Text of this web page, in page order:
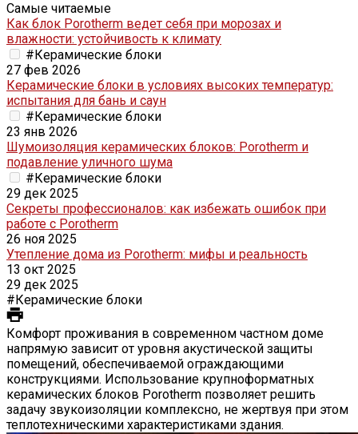
Самые читаемые
Как блок Porotherm ведет себя при морозах и
влажности: устойчивость к климату
#Керамические блоки
27 фев 2026
Керамические блоки в условиях высоких температур:
испытания для бань и саун
#Керамические блоки
23 янв 2026
Шумоизоляция керамических блоков: Porotherm и
подавление уличного шума
#Керамические блоки
29 дек 2025
Секреты профессионалов: как избежать ошибок при
работе с Porotherm
26 ноя 2025
Утепление дома из Porotherm: мифы и реальность
13 окт 2025
29 дек 2025
#Керамические блоки
Комфорт проживания в современном частном доме
напрямую зависит от уровня акустической защиты
помещений, обеспечиваемой ограждающими
конструкциями. Использование крупноформатных
керамических блоков Porotherm позволяет решить
задачу звукоизоляции комплексно, не жертвуя при этом
теплотехническими характеристиками здания.